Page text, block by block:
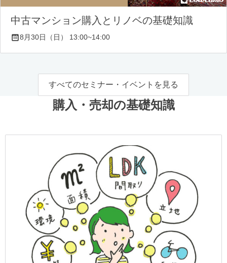
中古マンション購入とリノベの基礎知識
8月30日（日） 13:00~14:00
すべてのセミナー・イベントを見る
購入・売却の基礎知識